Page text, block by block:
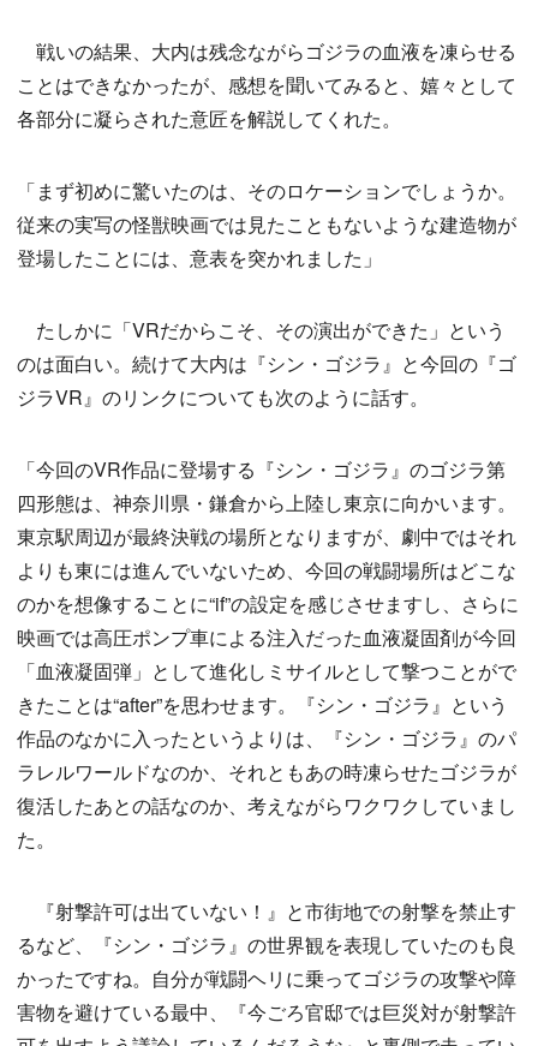
戦いの結果、大内は残念ながらゴジラの血液を凍らせる
ことはできなかったが、感想を聞いてみると、嬉々として
各部分に凝らされた意匠を解説してくれた。
「まず初めに驚いたのは、そのロケーションでしょうか。
従来の実写の怪獣映画では見たこともないような建造物が
登場したことには、意表を突かれました」
たしかに「VRだからこそ、その演出ができた」という
のは面白い。続けて大内は『シン・ゴジラ』と今回の『ゴ
ジラVR』のリンクについても次のように話す。
「今回のVR作品に登場する『シン・ゴジラ』のゴジラ第
四形態は、神奈川県・鎌倉から上陸し東京に向かいます。
東京駅周辺が最終決戦の場所となりますが、劇中ではそれ
よりも東には進んでいないため、今回の戦闘場所はどこな
のかを想像することに“if”の設定を感じさせますし、さらに
映画では高圧ポンプ車による注入だった血液凝固剤が今回
「血液凝固弾」として進化しミサイルとして撃つことがで
きたことは“after”を思わせます。『シン・ゴジラ』という
作品のなかに入ったというよりは、『シン・ゴジラ』のパ
ラレルワールドなのか、それともあの時凍らせたゴジラが
復活したあとの話なのか、考えながらワクワクしていまし
た。
『射撃許可は出ていない！』と市街地での射撃を禁止す
るなど、『シン・ゴジラ』の世界観を表現していたのも良
かったですね。自分が戦闘ヘリに乗ってゴジラの攻撃や障
害物を避けている最中、『今ごろ官邸では巨災対が射撃許